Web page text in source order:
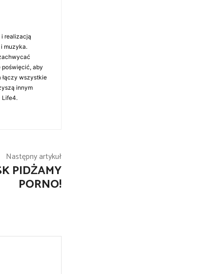
realizacją
muzyka.
poświęcić, aby
łączy wszystkie
innym
Life4.
Następny artykuł
PIDŻAMY
PORNO!